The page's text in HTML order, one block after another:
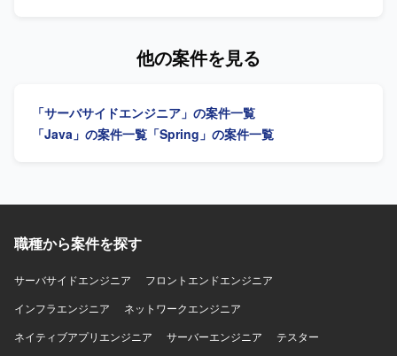
で幅広い経験を積むことができます。 【開発環境】
TypeScript、Vite、Chakra UI、Visual Studio Code、
GitHub、GitHub Actions、OpenAPI Generator（Swagger）
3、Nuxt 4、AWS、Amazon Aurora（PostgreSQL）、
Cognito、OpenAPI、コンテナを使用します。
他の案件を見る
「サーバサイドエンジニア」の案件一覧
「Java」の案件一覧 「Spring」の案件一覧
職種から案件を探す
サーバサイドエンジニア
フロントエンドエンジニア
インフラエンジニア
ネットワークエンジニア
ネイティブアプリエンジニア
サーバーエンジニア
テスター